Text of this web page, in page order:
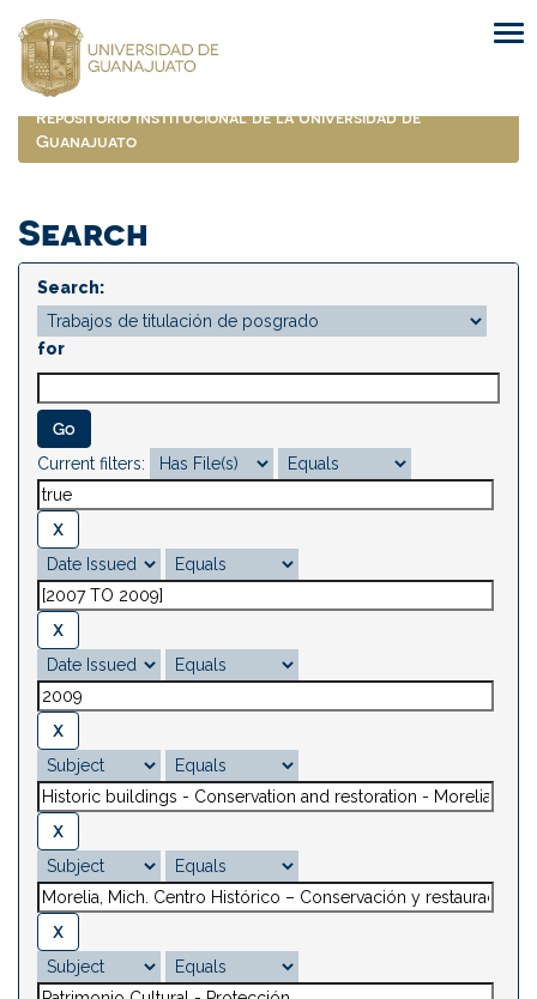
navigation
Repositorio Institucional de la Universidad de
Guanajuato
Search
Search:
for
Current filters: